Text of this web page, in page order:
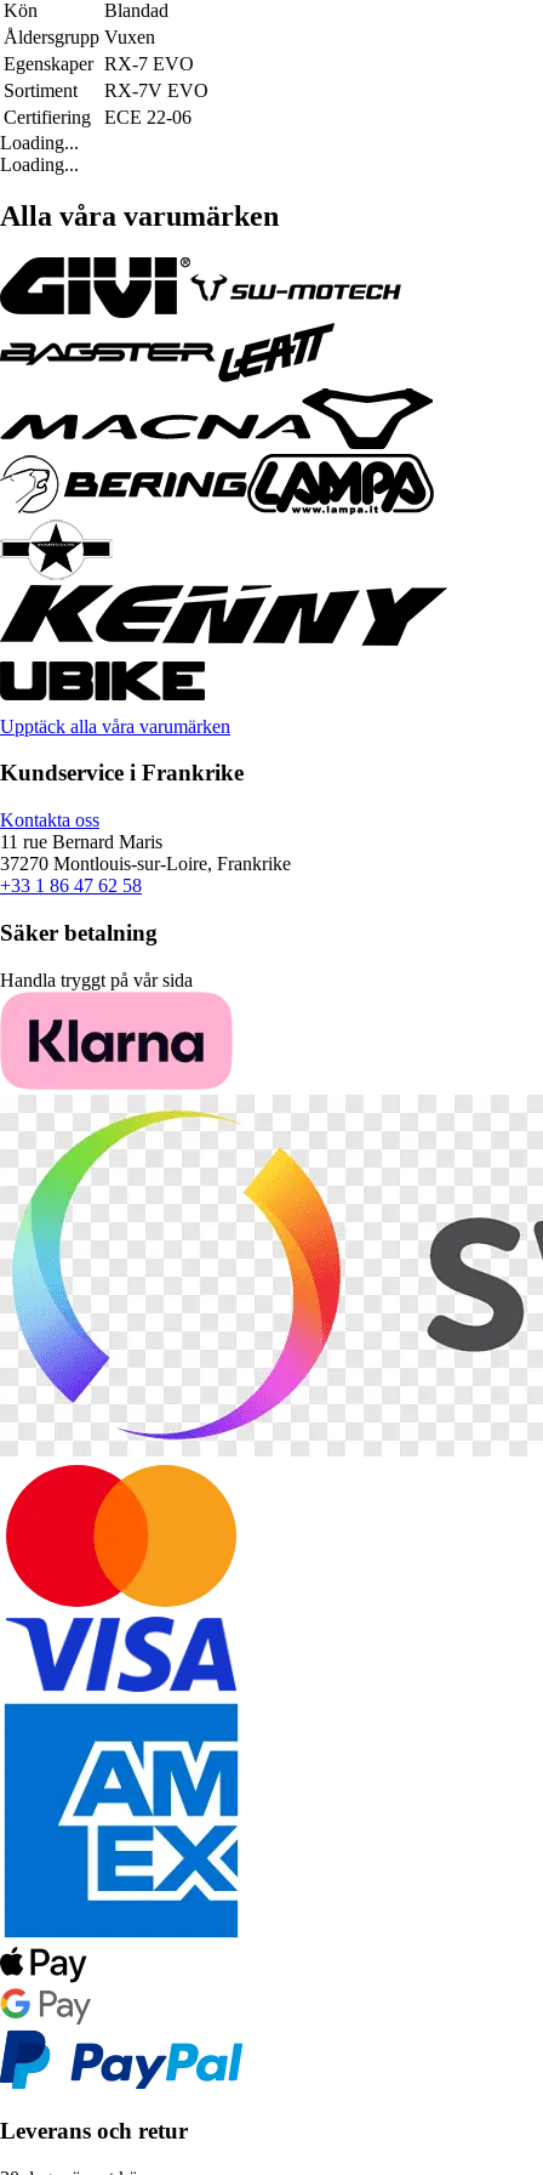
Kön
Blandad
Åldersgrupp Vuxen
Egenskaper RX-7 EVO
Sortiment
RX-7V EVO
Certifiering
ECE 22-06
Loading...
Loading...
Alla våra varumärken
Upptäck alla våra varumärken
Kundservice i Frankrike
Kontakta oss
11 rue Bernard Maris
37270 Montlouis-sur-Loire, Frankrike
+33 1 86 47 62 58
Säker betalning
Handla tryggt på vår sida
Leverans och retur